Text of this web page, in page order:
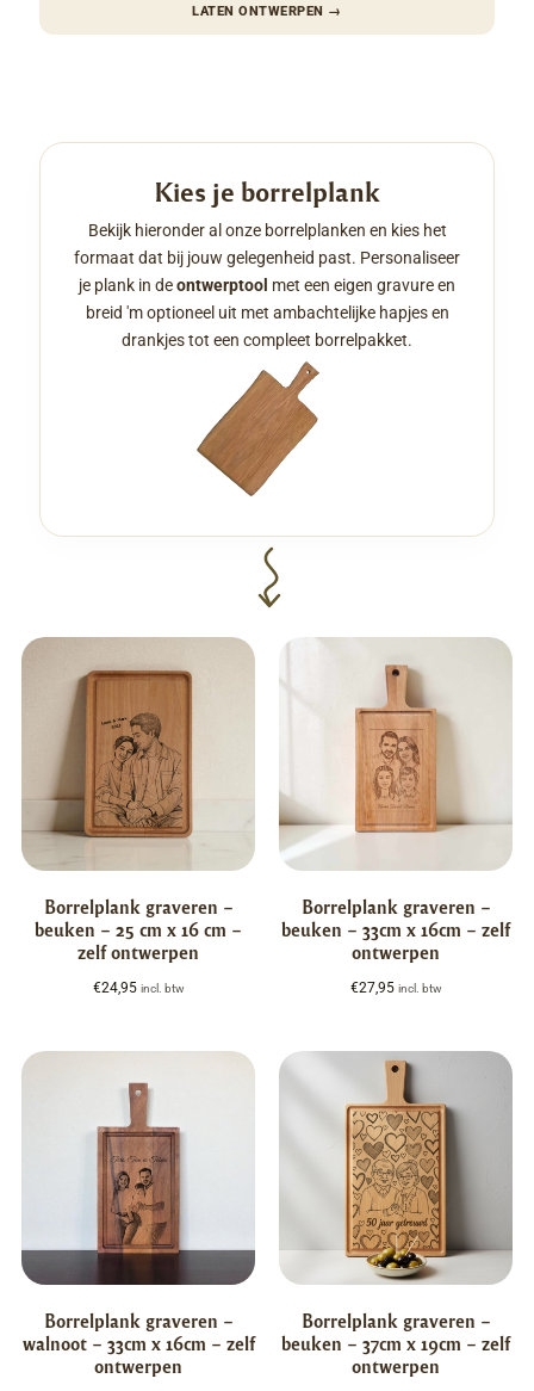
LATEN ONTWERPEN →
Kies je borrelplank
Bekijk hieronder al onze borrelplanken en kies het
formaat dat bij jouw gelegenheid past. Personaliseer
je plank in deontwerptool met een eigen gravure en
breid 'm optioneel uit met ambachtelijke hapjes en
drankjes tot een compleet borrelpakket.
Borrelplank graveren –
beuken – 25 cm x 16 cm –
zelf ontwerpen
€24,95 incl. btw
Borrelplank graveren –
beuken – 33cm x 16cm – zelf
ontwerpen
€27,95 incl. btw
Borrelplank graveren –
walnoot – 33cm x 16cm – zelf
ontwerpen
Borrelplank graveren –
beuken – 37cm x 19cm – zelf
ontwerpen